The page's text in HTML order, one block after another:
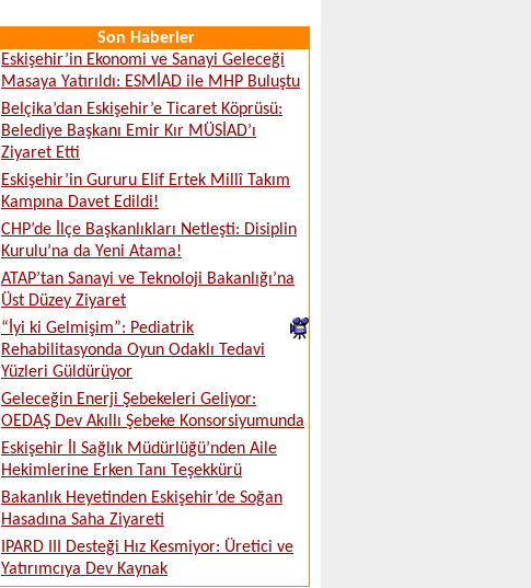
Son Haberler
Eskişehir’in Ekonomi ve Sanayi Geleceği
Masaya Yatırıldı: ESMİAD ile MHP Buluştu
Belçika’dan Eskişehir’e Ticaret Köprüsü:
Belediye Başkanı Emir Kır MÜSİAD’ı
Ziyaret Etti
Eskişehir’in Gururu Elif Ertek Millî Takım
Kampına Davet Edildi!
CHP’de İlçe Başkanlıkları Netleşti: Disiplin
Kurulu’na da Yeni Atama!
ATAP’tan Sanayi ve Teknoloji Bakanlığı’na
Üst Düzey Ziyaret
“İyi ki Gelmişim”: Pediatrik
Rehabilitasyonda Oyun Odaklı Tedavi
Yüzleri Güldürüyor
Geleceğin Enerji Şebekeleri Geliyor:
OEDAŞ Dev Akıllı Şebeke Konsorsiyumunda
Eskişehir İl Sağlık Müdürlüğü’nden Aile
Hekimlerine Erken Tanı Teşekkürü
Bakanlık Heyetinden Eskişehir’de Soğan
Hasadına Saha Ziyareti
IPARD III Desteği Hız Kesmiyor: Üretici ve
Yatırımcıya Dev Kaynak